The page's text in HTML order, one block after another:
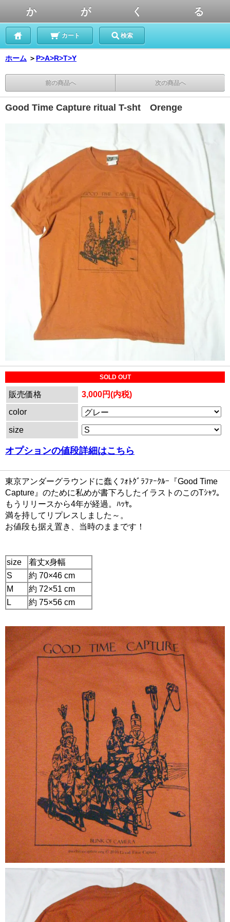
か が く る
カート 検索
ホーム ＞ P>A>R>T>Y
前の商品へ 次の商品へ
Good Time Capture ritual T-sht Orenge
SOLD OUT
販売価格
3,000円(内税)
color
size
オプションの値段詳細はこちら
東京アンダーグラウンドに蠢くﾌｫﾄｸﾞﾗﾌｧｰｸﾙｰ『Good Time
Capture』のために私めが書下ろしたイラストのこのTｼｬﾂ。
もうリリースから4年が経過。ﾊｯﾔ。
満を持してリプレスしました～。
お値段も据え置き、当時のままです！
size
着丈x身幅
S
約 70×46 cm
M
約 72×51 cm
L
約 75×56 cm